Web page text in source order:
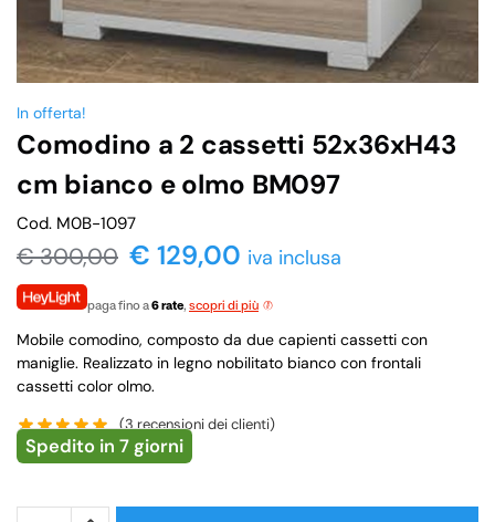
In offerta!
Comodino a 2 cassetti 52x36xH43
cm bianco e olmo BM097
Cod. M0B-1097
€300,00 € 129,00 iva inclusa
paga fino a6 rate, scopri di più
Mobile comodino, composto da due capienti cassetti con
maniglie. Realizzato in legno nobilitato bianco con frontali
cassetti color olmo.
(3recensioni dei clienti)
Spedito in 7 giorni